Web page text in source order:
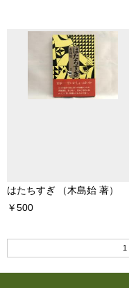
はたちすぎ
（木島始 著）
￥500
1